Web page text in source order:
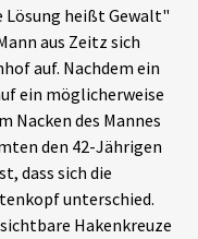
Lösung heißt Gewalt"
aus Zeitz sich
auf. Nachdem ein
ein möglicherweise
des Mannes
den 42-Jährigen
dass sich die
unterschied.
Hakenkreuze